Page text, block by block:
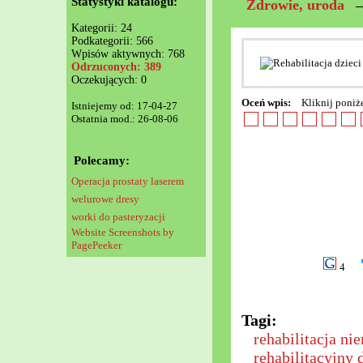
Kategorii: 24
Podkategorii: 566
Wpisów aktywnych: 768
Odrzuconych: 389
Oczekujących: 0
Istniejemy od: 17-04-27
Ostatnia mod.: 26-08-06
Polecamy:
Operacja prostaty laserem
welurowe dresy
worki do pasteryzacji
Website Screenshots by
PagePeeker
Zdrowie, uroda
Oceń wpis: Kliknij
4
Tagi:
rehabilitacja
rehabilitacyjny